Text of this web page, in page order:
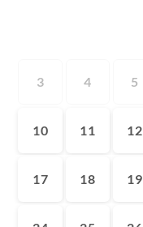
3 4 5
10 11 12
17 18 19